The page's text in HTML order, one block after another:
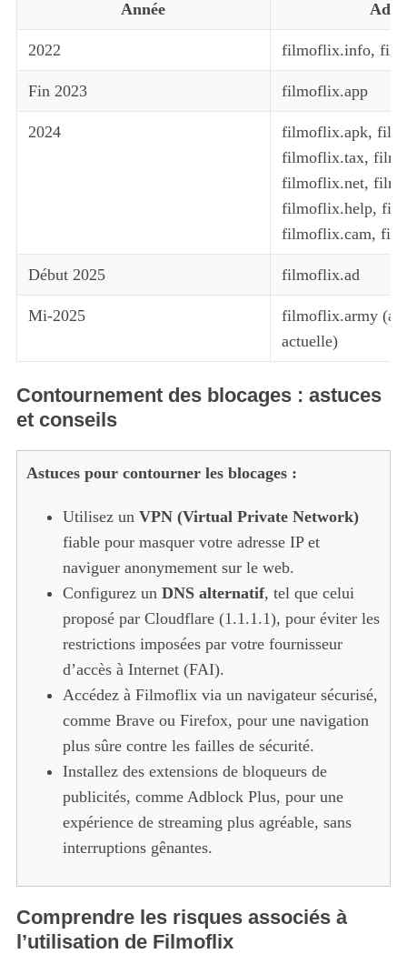
Année
2022 filmoflix.info,
Fin 2023 filmoflix.app
2024
filmoflix.apk,
filmoflix.tax,
filmoflix.net,
filmoflix.help,
filmoflix.cam,
Début 2025 filmoflix.ad
Mi-2025
filmoflix.army
actuelle)
Contournement des blocages : astuces
et conseils
Astuces pour contourner les blocages :
Utilisez un VPN (Virtual Private Network)
fiable pour masquer votre adresse IP et
naviguer anonymement sur le web.
Configurez un DNS alternatif, tel que celui
proposé par Cloudflare (1.1.1.1), pour éviter les
restrictions imposées par votre fournisseur
d’accès à Internet (FAI).
Accédez à Filmoflix via un navigateur sécurisé,
comme Brave ou Firefox, pour une navigation
plus sûre contre les failles de sécurité.
Installez des extensions de bloqueurs de
publicités, comme Adblock Plus, pour une
expérience de streaming plus agréable, sans
interruptions gênantes.
Comprendre les risques associés à
l’utilisation de Filmoflix